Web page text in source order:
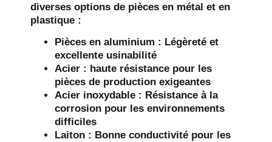
diverses options de pièces en métal et en
plastique :
Pièces en aluminium : Légèreté et
excellente usinabilité
Acier : haute résistance pour les
pièces de production exigeantes
Acier inoxydable : Résistance à la
corrosion pour les environnements
difficiles
Laiton : Bonne conductivité pour les